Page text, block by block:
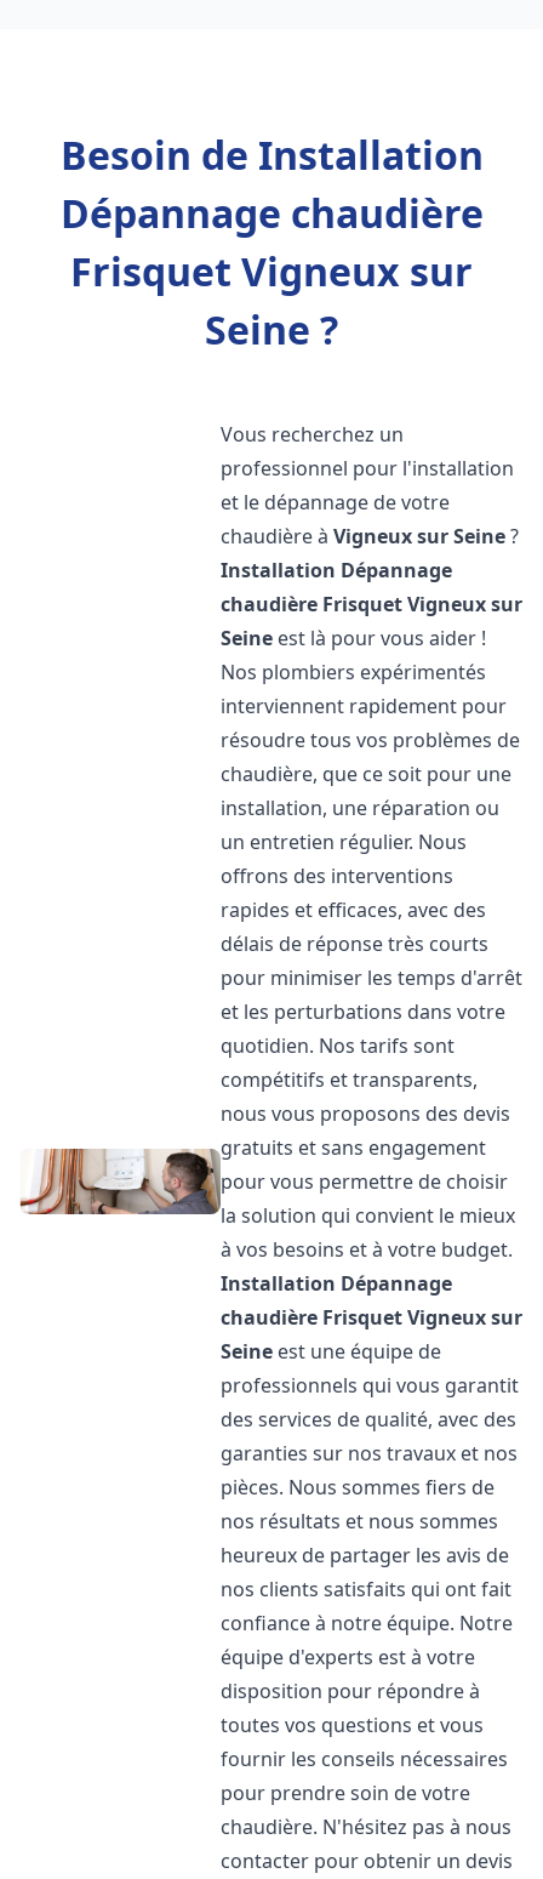
Besoin de Installation
Dépannage chaudière
Frisquet Vigneux sur
Seine ?
Vous recherchez un
professionnel pour l'installation
et le dépannage de votre
chaudière àVigneux sur Seine?
Installation Dépannage
chaudière FrisquetVigneux sur
Seine est là pour vous aider !
Nos plombiers expérimentés
interviennent rapidement pour
résoudre tous vos problèmes de
chaudière, que ce soit pour une
installation, une réparation ou
un entretien régulier. Nous
offrons des interventions
rapides et efficaces, avec des
délais de réponse très courts
pour minimiser les temps d'arrêt
et les perturbations dans votre
quotidien. Nos tarifs sont
compétitifs et transparents,
nous vous proposons des devis
gratuits et sans engagement
pour vous permettre de choisir
la solution qui convient le mieux
à vos besoins et à votre budget.
Installation Dépannage
chaudière FrisquetVigneux sur
Seine est une équipe de
professionnels qui vous garantit
des services de qualité, avec des
garanties sur nos travaux et nos
pièces. Nous sommes fiers de
nos résultats et nous sommes
heureux de partager les avis de
nos clients satisfaits qui ont fait
confiance à notre équipe. Notre
équipe d'experts est à votre
disposition pour répondre à
toutes vos questions et vous
fournir les conseils nécessaires
pour prendre soin de votre
chaudière. N'hésitez pas à nous
contacter pour obtenir un devis